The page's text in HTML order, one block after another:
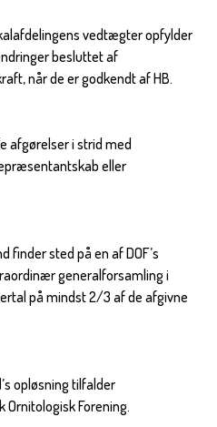
vedtægter opfylder
besluttet af
når de er godkendt af HB.
afgørelser i strid med
eller
finder sted på en af DOF’s
generalforsamling i
på mindst 2/3 af de afgivne
opløsning tilfalder
Forening.